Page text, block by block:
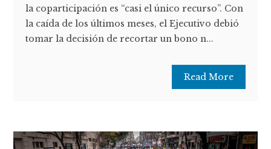
la coparticipación es “casi el único recurso”. Con
la caída de los últimos meses, el Ejecutivo debió
tomar la decisión de recortar un bono n...
Read More